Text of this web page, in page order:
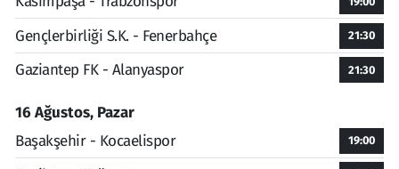
Gençlerbirliği S.K. - Fenerbahçe 21:30
Gaziantep FK - Alanyaspor 21:30
16 Ağustos, Pazar
Başakşehir - Kocaelispor
19:00